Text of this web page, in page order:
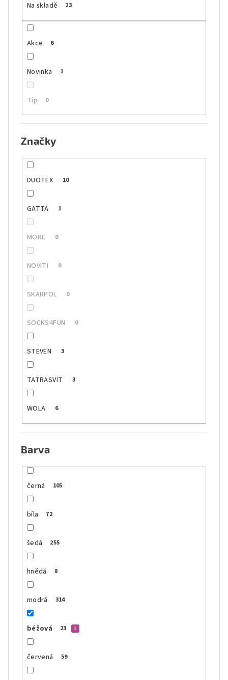
Na skladě 23
Akce 6
Novinka 1
Tip 0
Značky
DUOTEX 10
GATTA 1
MORE 0
NOVITI 0
SKARPOL 0
SOCKS4FUN 0
STEVEN 3
TATRASVIT 3
WOLA 6
Barva
černá 105
bíla 72
šedá 255
hnědá 8
modrá 314
béžová 23
červená 59